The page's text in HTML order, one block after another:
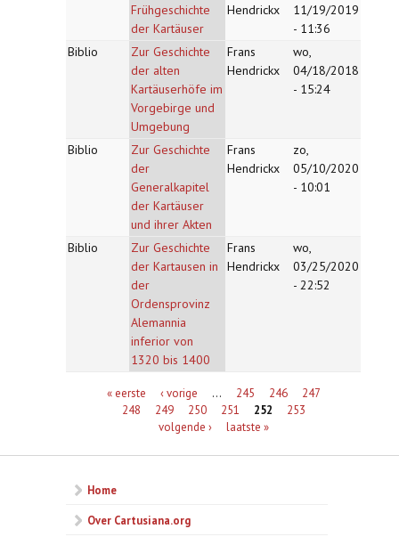
Frühgeschichte
der Kartäuser
Hendrickx
11/19/2019
- 11:36
Biblio
Zur Geschichte
der alten
Kartäuserhöfe im
Vorgebirge und
Umgebung
Frans
Hendrickx
wo,
04/18/2018
- 15:24
Biblio
Zur Geschichte
der
Generalkapitel
der Kartäuser
und ihrer Akten
Frans
Hendrickx
zo,
05/10/2020
- 10:01
Biblio
Zur Geschichte
der Kartausen in
der
Ordensprovinz
Alemannia
inferior von
1320 bis 1400
Frans
Hendrickx
wo,
03/25/2020
- 22:52
Pagina's« eerste ‹ vorige … 245 246
247
248
249 250 251 252
253
volgende ›
laatste »
Home
Over Cartusiana.org